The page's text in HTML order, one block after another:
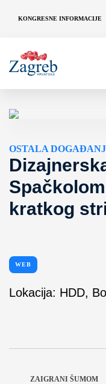
KONGRESNE INFORMACIJE
OSTALA
kratkog
WEB
Lokacija: HDD,
ZAIGRANI ŠUMOM